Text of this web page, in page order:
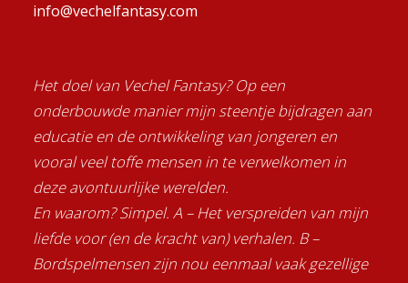
info@vechelfantasy.com
Het doel van Vechel Fantasy? Op een
onderbouwde manier mijn steentje bijdragen aan
educatie en de ontwikkeling van jongeren en
vooral veel toffe mensen in te verwelkomen in
deze avontuurlijke werelden.
En waarom? Simpel. A – Het verspreiden van mijn
liefde voor (en de kracht van) verhalen. B –
Bordspelmensen zijn nou eenmaal vaak gezellige